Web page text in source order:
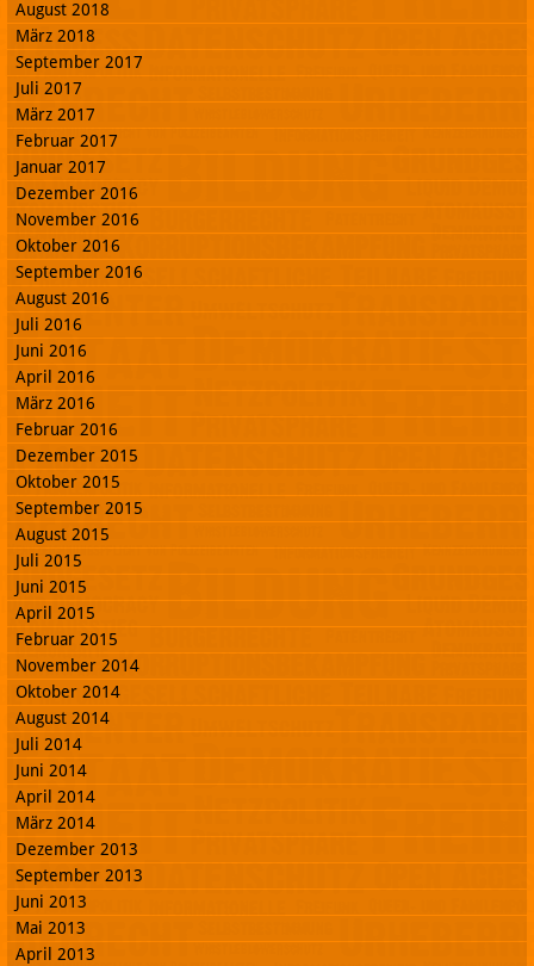
August 2018
März 2018
September 2017
Juli 2017
März 2017
Februar 2017
Januar 2017
Dezember 2016
November 2016
Oktober 2016
September 2016
August 2016
Juli 2016
Juni 2016
April 2016
März 2016
Februar 2016
Dezember 2015
Oktober 2015
September 2015
August 2015
Juli 2015
Juni 2015
April 2015
Februar 2015
November 2014
Oktober 2014
August 2014
Juli 2014
Juni 2014
April 2014
März 2014
Dezember 2013
September 2013
Juni 2013
Mai 2013
April 2013